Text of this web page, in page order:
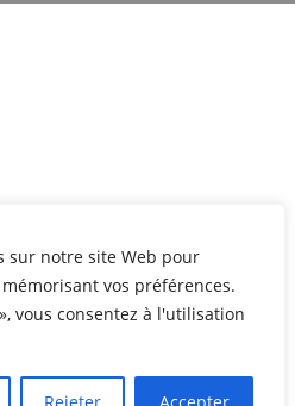
sur notre site Web pour
vos préférences.
vous consentez à l'utilisation